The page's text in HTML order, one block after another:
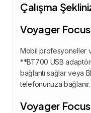
Çalışma
Voyager
Mobil profesyoneller
**BT700 USB
bağlantı sağlar veya
telefonunuza bağlanır.
Voyager